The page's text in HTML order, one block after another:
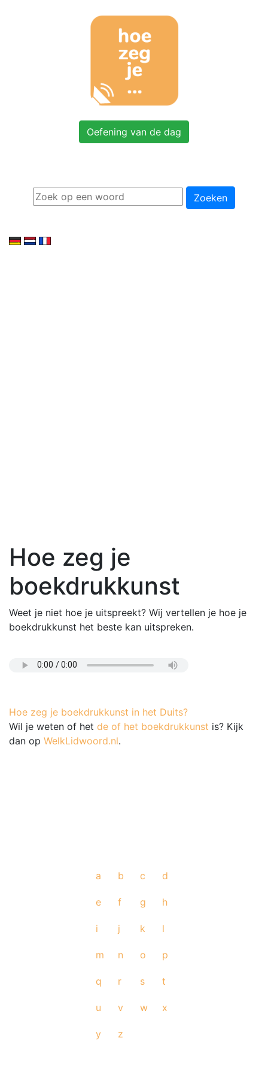
Oefening van de dag
Zoeken
Hoe zeg je
boekdrukkunst
Weet je niet hoe je uitspreekt? Wij vertellen je hoe je
boekdrukkunst het beste kan uitspreken.
Hoe zeg je boekdrukkunst in het Duits?
Wil je weten of het de of het boekdrukkunst is? Kijk
dan op WelkLidwoord.nl.
a b c d
e f g h
i j k l
m n o p
q r s t
u v w x
y z